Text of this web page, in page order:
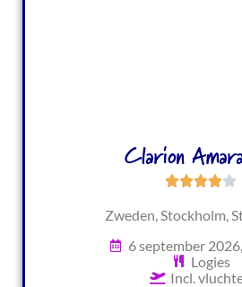
Clarion
Zweden, Stockholm,
6 september
Logies
Incl.